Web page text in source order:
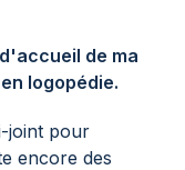
de ma
logopédie.
joint pour
encore des